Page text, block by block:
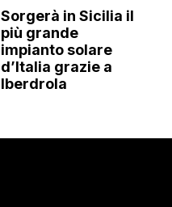
Sorgerà in Sicilia il
più grande
impianto solare
d’Italia grazie a
Iberdrola